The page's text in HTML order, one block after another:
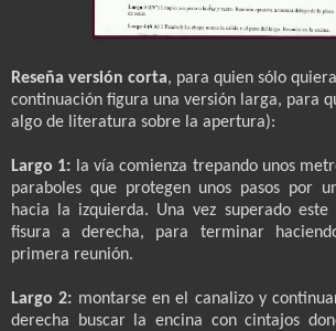
Reseña versión corta, para quien sólo
continuación figura una versión larga, para
algo de literatura sobre la apertura):
Largo 1: la vía comienza trepando unos
paraboles que protegen unos pasos por
hacia la izquierda. Una vez superado
fisura a derecha, para terminar
primera reunión.
Largo 2: montarse en el canalizo y
derecha buscar la encina con cintajos